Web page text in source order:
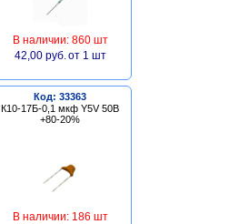
В наличии: 860 шт
42,00 руб. от 1 шт
Код: 33363
К10-17Б-0,1 мкф Y5V 50В
+80-20%
В наличии: 186 шт